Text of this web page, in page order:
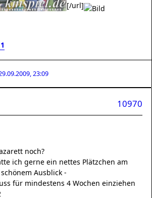
[/url]
23:09
10970
noch?
ich gerne ein nettes Plätzchen am
Ausblick -
für mindestens 4 Wochen einziehen